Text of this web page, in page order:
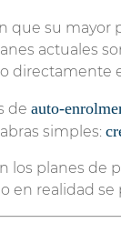
que su mayor
actuales
directamente
de auto-
simples:
los planes
realidad